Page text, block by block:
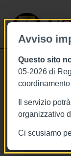
Avviso
Questo sito
05-2026 di
Il servizio
organizzativo
Ci scusiamo
11
JAMA